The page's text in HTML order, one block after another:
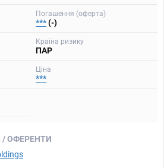
Погашення (оферта)
***(-)
Країна ризику
ПАР
Ціна
***
/ ОФЕРЕНТИ